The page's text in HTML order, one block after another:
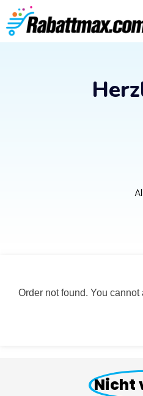
Order not found. You
Nicht